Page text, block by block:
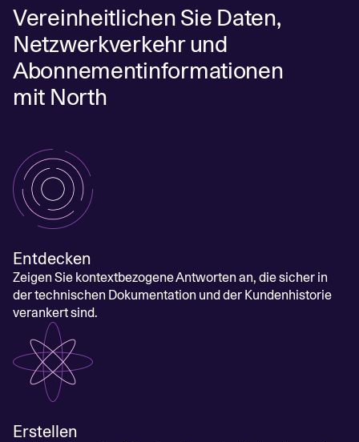
Vereinheitlichen Sie Daten,
Netzwerkverkehr und
Abonnementinformationen
mit North
Entdecken
Zeigen Sie kontextbezogene Antworten an, die sicher in
der technischen Dokumentation und der Kundenhistorie
verankert sind.
Erstellen